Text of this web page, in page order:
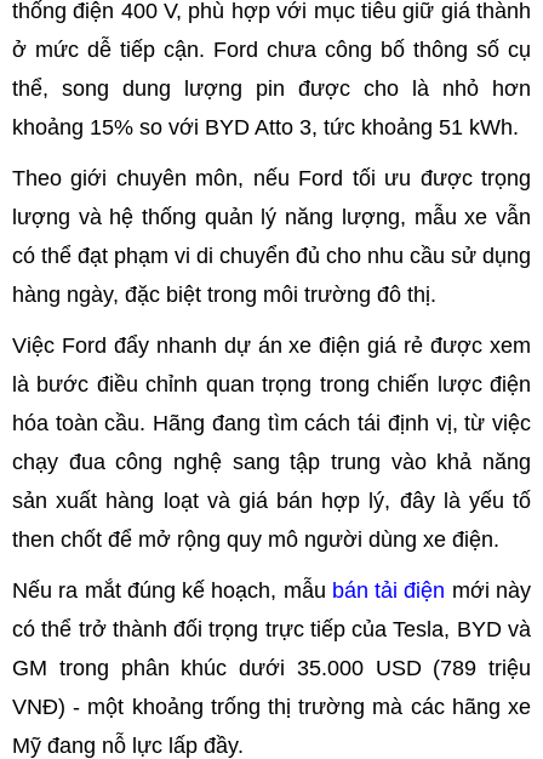
thống điện 400 V, phù hợp với mục tiêu giữ giá thành
ở mức dễ tiếp cận. Ford chưa công bố thông số cụ
thể, song dung lượng pin được cho là nhỏ hơn
khoảng 15% so với BYD Atto 3, tức khoảng 51 kWh.
Theo giới chuyên môn, nếu Ford tối ưu được trọng
lượng và hệ thống quản lý năng lượng, mẫu xe vẫn
có thể đạt phạm vi di chuyển đủ cho nhu cầu sử dụng
hàng ngày, đặc biệt trong môi trường đô thị.
Việc Ford đẩy nhanh dự án xe điện giá rẻ được xem
là bước điều chỉnh quan trọng trong chiến lược điện
hóa toàn cầu. Hãng đang tìm cách tái định vị, từ việc
chạy đua công nghệ sang tập trung vào khả năng
sản xuất hàng loạt và giá bán hợp lý, đây là yếu tố
then chốt để mở rộng quy mô người dùng xe điện.
Nếu ra mắt đúng kế hoạch, mẫu bán tải điện mới này
có thể trở thành đối trọng trực tiếp của Tesla, BYD và
GM trong phân khúc dưới 35.000 USD (789 triệu
VNĐ) - một khoảng trống thị trường mà các hãng xe
Mỹ đang nỗ lực lấp đầy.